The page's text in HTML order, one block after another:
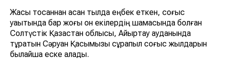
Жасы тоқсаннан асқан тылда еңбек еткен, соғыс
уақытында бар жоғы он екілердің шамасында болған
Солтүстік Қазақстан облысы, Айыртау ауданында
тұратын Сәруан Қасымқызы сұрапыл соғыс жылдарын
былайша еске алады.